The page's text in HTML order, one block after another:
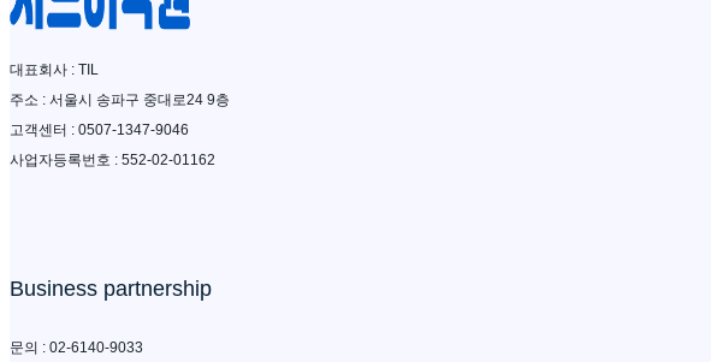
대표회사 : TIL
주소 : 서울시 송파구 중대로24 9층
고객센터 : 0507-1347-9046
사업자등록번호 : 552-02-01162
Business partnership
문의 : 02-6140-9033